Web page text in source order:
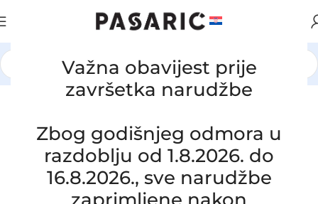
Važna obavijest prije
završetka narudžbe
Zbog godišnjeg odmora u
razdoblju od 1.8.2026. do
16.8.2026., sve narudžbe
AUTOMOBILI / JEEP